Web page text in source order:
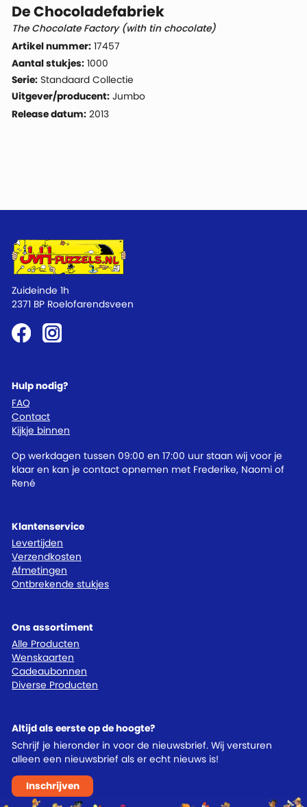
De Chocoladefabriek
The Chocolate Factory (with tin chocolate)
Artikel nummer: 17457
Aantal stukjes: 1000
Serie: Standaard Collectie
Uitgever/producent: Jumbo
Release datum: 2013
Klantenservice
Levertijden
Verzendkosten
Afmetingen
Ontbrekende stukjes
Ons assortiment
Alle Producten
Wenskaarten
Cadeaubonnen
Diverse Producten
Hulp nodig?
FAQ
Contact
Kijkje binnen
Op werkdagen tussen 09:00 en 17:00 uur staan wij voor je
klaar en kan je contact opnemen met Frederike, Naomi of
René
Zuideinde 1h
2371 BP Roelofarendsveen
Altijd als eerste op de hoogte?
Schrijf je hieronder in voor de nieuwsbrief. Wij versturen
alleen een nieuwsbrief als er echt nieuws is!
Inschrijven